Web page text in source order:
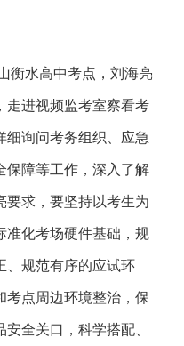
衡水高中考点，刘海亮
走进视频监考室察看考
细询问考务组织、应急
保障等工作，深入了解
要求，要坚持以考生为
准化考场硬件基础，规
、规范有序的应试环
考点周边环境整治，保
全关口，科学搭配、